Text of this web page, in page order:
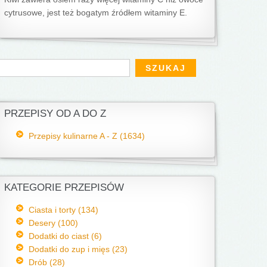
cytrusowe, jest też bogatym źródłem witaminy E.
wyszukiwania
PRZEPISY OD A DO Z
Przepisy kulinarne A - Z (1634)
KATEGORIE PRZEPISÓW
Ciasta i torty (134)
Desery (100)
Dodatki do ciast (6)
Dodatki do zup i mięs (23)
Drób (28)